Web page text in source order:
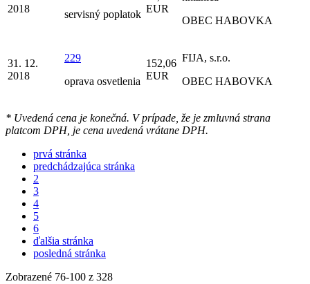
2018
servisný poplatok EUR
OBEC HABOVKA
31. 12.
2018
229
oprava osvetlenia
152,06
EUR
FIJA, s.r.o.
OBEC HABOVKA
* Uvedená cena je konečná. V prípade, že je zmluvná strana
platcom DPH, je cena uvedená vrátane DPH.
prvá stránka
predchádzajúca stránka
2
3
4
5
6
ďalšia stránka
posledná stránka
Zobrazené 76-100 z 328